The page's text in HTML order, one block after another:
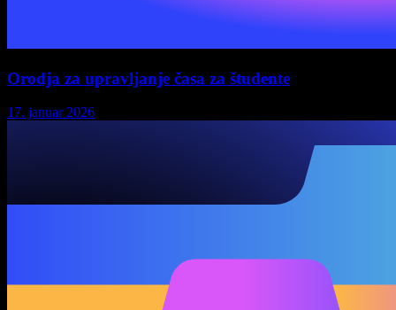
Orodja za upravljanje časa za študente
17. januar 2026